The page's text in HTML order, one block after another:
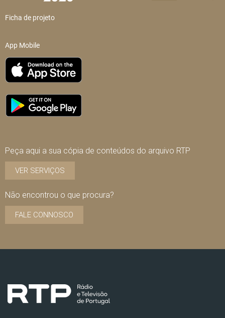
Ficha de projeto
App Mobile
Peça aqui a sua cópia de conteúdos do arquivo RTP
VER SERVIÇOS
Não encontrou o que procura?
FALE CONNOSCO